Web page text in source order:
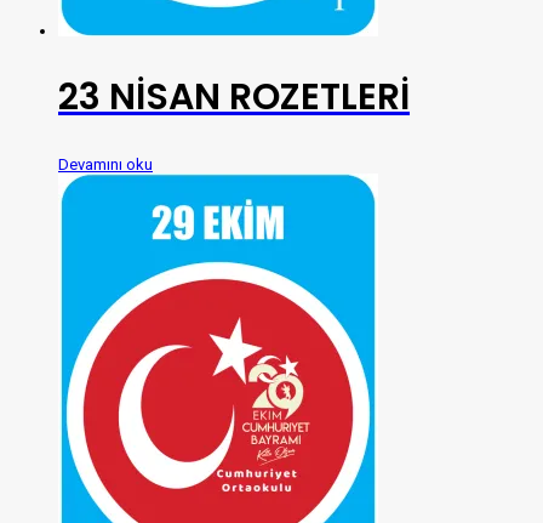
23 NİSAN ROZETLERİ
Devamını oku